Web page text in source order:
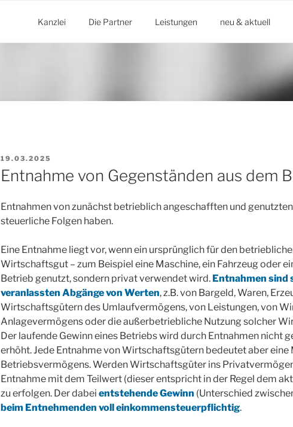
Kanzlei Die Partner Leistungen neu & aktuell
VERÖFFENTLICHT
AM
19.03.2025
Entnahme von Gegenständen aus dem
Entnahmen von zunächst betrieblich angeschafften und
steuerliche Folgen haben.
Eine Entnahme liegt vor, wenn ein ursprünglich für den
Wirtschaftsgut – zum Beispiel eine Maschine, ein Fahrzeug oder
Betrieb genutzt, sondern privat verwendet wird. Entnahmen sind
veranlassten Abgänge von Werten, z.B. von Bargeld, Waren,
Wirtschaftsgütern des Umlaufvermögens, von Leistungen, von
Anlagevermögens oder die außerbetriebliche Nutzung solcher
Der laufende Gewinn eines Betriebs wird durch Entnahmen nicht
erhöht. Jede Entnahme von Wirtschaftsgütern bedeutet aber eine
Betriebsvermögens. Werden Wirtschaftsgüter ins
Entnahme mit dem Teilwert (dieser entspricht in der Regel dem
zu erfolgen. Der dabei entstehende Gewinn (Unterschied
beim Entnehmenden voll einkommensteuerpflichtig.